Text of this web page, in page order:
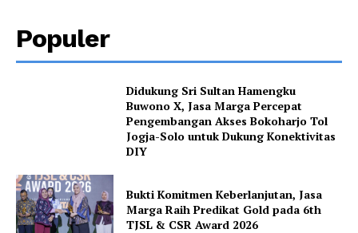
Populer
Didukung Sri Sultan Hamengku
Buwono X, Jasa Marga Percepat
Pengembangan Akses Bokoharjo Tol
Jogja-Solo untuk Dukung Konektivitas
DIY
Bukti Komitmen Keberlanjutan, Jasa
Marga Raih Predikat Gold pada 6th
TJSL & CSR Award 2026